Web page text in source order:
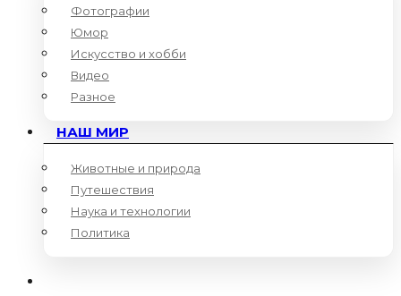
Фотографии
Юмор
Искусство и хобби
Видео
Разное
НАШ МИР
Животные и природа
Путешествия
Наука и технологии
Политика